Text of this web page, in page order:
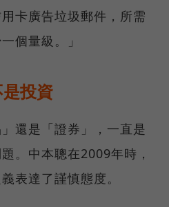
卡廣告垃圾郵件，所需
個量級。」
投資
還是「證券」，一直是
。中本聰在2009年時，
表達了謹慎態度。